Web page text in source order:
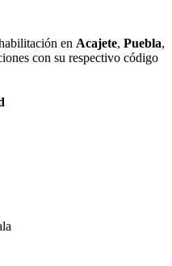
en Acajete, Puebla,
con su respectivo código